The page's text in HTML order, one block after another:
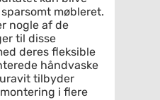
møbleret.
nogle af de
til disse
deres fleksible
håndvaske
tilbyder
i flere